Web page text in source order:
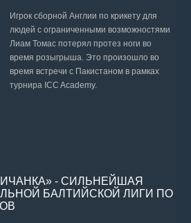
Игрок сборной Англии по крикету для
людей с ограниченными возможностями
Лиам Томас потерял протез ноги во
время розыгрыша. Это произошло во
время встречи с Пакистаном в рамках
турнира ICC Academy.
- СИЛЬНЕЙШАЯ
БАЛТИЙСКОЙ ЛИГИ ПО